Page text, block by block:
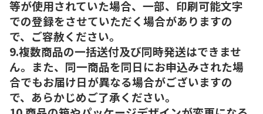
等が使用されていた場合、一部、印刷可能文字
での登録をさせていただく場合がありますの
で、ご容赦ください。
9.複数商品の一括送付及び同時発送はできませ
ん。また、同一商品を同日にお申込みされた場
合でもお届け日が異なる場合がございますの
で、あらかじめご了承ください。